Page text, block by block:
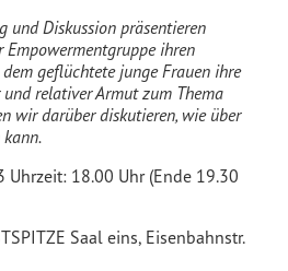
und Diskussion präsentieren
Empowermentgruppe ihren
dem geflüchtete junge Frauen ihre
relativer Armut zum Thema
wir darüber diskutieren, wie über
Uhrzeit: 18.00 Uhr (Ende 19.30
Saal eins, Eisenbahnstr.